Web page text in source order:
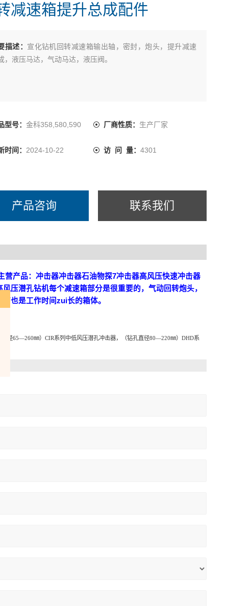
减速箱提升总成配件
描述： 宣化钻机回转减速箱输出轴，密封，炮头，提升减速
，液压马达，气动马达，液压阀。
型号： 金科358,580,590 厂商性质： 生产厂家
时间： 2024-10-22 访 问 量： 4301
产品咨询 联系我们
产品：冲击器冲击器石油物探7冲击器高风压快速冲击器
压潜孔钻机每个减速箱部分是很重要的，气动回转炮头，
也是工作时间zui长的箱体。
直径65—260㎜） CIR系列中低风压潜孔冲击器，（钻孔直径80—220㎜） DHD系